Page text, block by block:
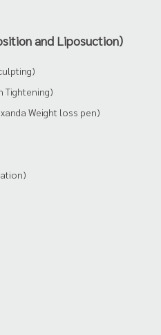
and Liposuction)
Tightening)
Weight loss pen)